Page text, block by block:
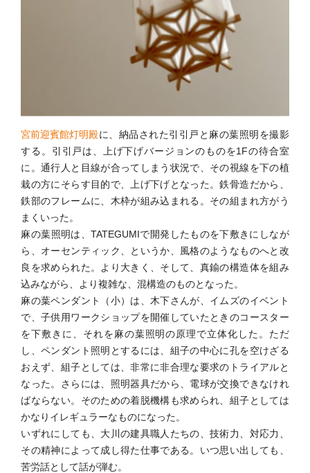
宮前迎賓館灯明殿に、納品された引引戸と麻の葉照明を撮影
する。引引戸は、上げ下げバージョンのものを1Fの待合室
に。通行人と目線が合ってしまう状況で、その視線を下の植
栽の方にそらす目的で、上げ下げとなった。鉄骨造だから、
鉄部のフレームに、木枠が組み込まれる。その組まれ方がう
まくいった。
麻の葉照明は、TATEGUMIで開発したものを下敷きにしなが
ら、オーセンティック、というか、風格のようなものへと改
良を求められた。より大きく、そして、真鍮の構造体を組み
込みながら、より複雑な、混構造のものとなった。
麻の葉ペンダント（小）は、木下さんが、イムズのイベント
で、子供用ワークショップを開催していたときのコースター
を下敷きに、それを麻の葉照明の原理で立体化した。ただ
し、ペンダント照明とするには、組子の中心に孔を空けざる
おえず、組子としては、非常に非合理な要求のトライアルと
なった。さらには、照明器具だから、電球が交換できなけれ
ばならない。そのための着脱機構も求められ、組子としては
かなりイレギュラーなものになった。
いずれにしても、大川の建具職人たちの、技術力、対応力、
その精神によって成し得た仕事である。いつ思い出しても、
苦労話として話が弾む。